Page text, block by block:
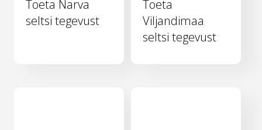
Toeta Narva
seltsi tegevust
Toeta
Viljandimaa
seltsi tegevust